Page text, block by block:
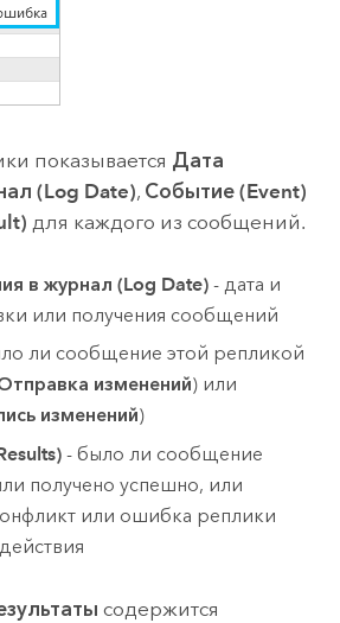
показывается Дата
(Log Date), Событие (Event)
для каждого из сообщений.
в журнал (Log Date) - дата и
или получения сообщений
ли сообщение этой репликой
изменений) или
изменений)
- было ли сообщение
получено успешно, или
или ошибка реплики
содержится